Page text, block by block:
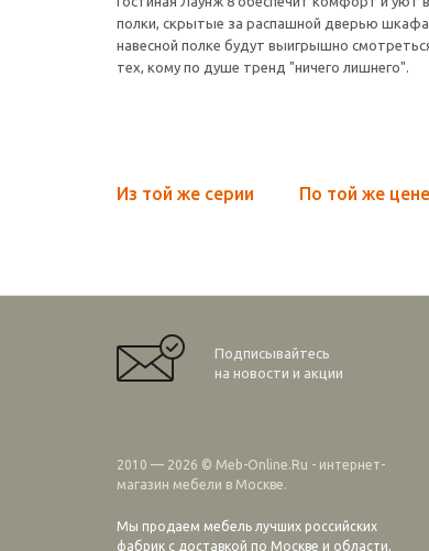
полки, скрытые за распашной дверью
навесной полке будут выигрышно
тех, кому по душе тренд "ничего лишнего".
Из той же серии По той же цене
Подписывайтесь
на новости и акции
2010 — 2026 © Meb-Online.Ru - интернет-
магазин мебели в Москве.
Мы продаем мебель лучших российских
фабрик с доставкой по Москве и области,